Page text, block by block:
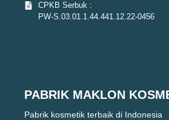
CPKB Serbuk :
PW-S.03.01.1.44.441.12.22-0456
PABRIK MAKLON
Pabrik kosmetik terbaik di Indonesia